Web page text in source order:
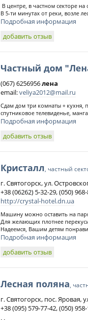
В центре, в частном секторе
В 5-ти минутах от реки, возле
Подробная информация
добавить отзыв
Частный дом
(067) 6256956лена
email:veliya2012@mail.ru
Сдам дом три комнаты + кухня,
спутниковое телевиденье,
Подробная информация
добавить отзыв
Кристалл, частный
г. Святогорск, ул.
+38 (06262) 5-32-29, (050)
http://crystal-hotel.dn.ua
Машину можно оставить на
Для желающих плотнее
Надеемся, Вашим детям
Подробная информация
добавить отзыв
Лесная поляна,
г. Святогорск, пос. Яровая,
+38 (095) 579-77-42, (050)